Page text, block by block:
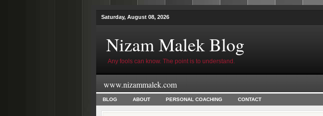
Saturday, August 08, 2026
Nizam Malek Blog
Any fools can know. The point is to understand.
www.nizammalek.com
BLOG ABOUT PERSONAL COACHING CONTACT